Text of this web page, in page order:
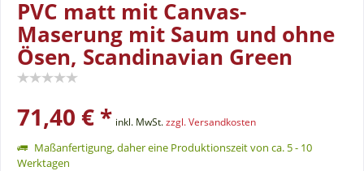
PVC matt mit Canvas-
Maserung mit Saum und ohne
Ösen, Scandinavian Green
71,40 € * inkl. MwSt.zzgl. Versandkosten
Maßanfertigung, daher eine Produktionszeit von ca. 5 - 10
Werktagen